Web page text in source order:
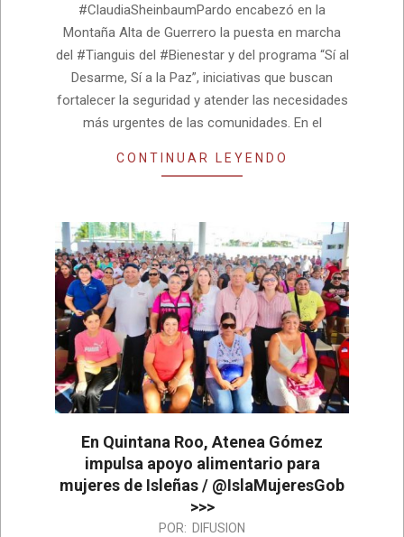
#ClaudiaSheinbaumPardo encabezó en la
Montaña Alta de Guerrero la puesta en marcha
del #Tianguis del #Bienestar y del programa “Sí al
Desarme, Sí a la Paz”, iniciativas que buscan
fortalecer la seguridad y atender las necesidades
más urgentes de las comunidades. En el
CONTINUAR LEYENDO
En Quintana Roo, Atenea Gómez
impulsa apoyo alimentario para
mujeres de Isleñas / @IslaMujeresGob
>>>
POR: DIFUSION